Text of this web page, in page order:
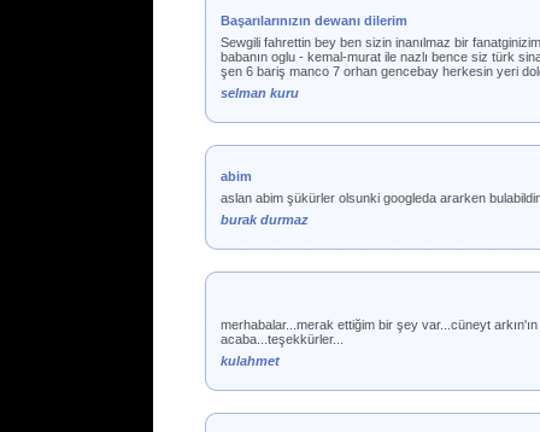
Başarılarınızın dewanı dilerim
Sewgili fahrettin bey ben sizin inanılmaz bir
babanın oglu - kemal-murat ile nazlı bence siz türk
şen 6 bariş manco 7 orhan gencebay herkesin yeri
selman kuru
abim
aslan abim şükürler olsunki googleda ararken
burak durmaz
merhabalar...merak ettiğim bir şey var...cüneyt
acaba...teşekkürler...
kulahmet